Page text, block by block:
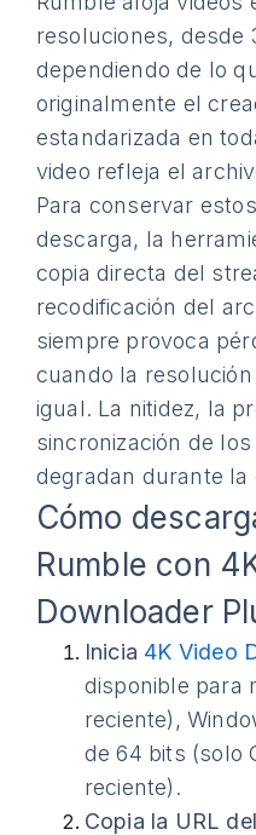
resoluciones, desde
dependiendo de lo
originalmente el
estandarizada en
video refleja el
Para conservar
descarga, la
copia directa del
recodificación del
siempre provoca
cuando la
igual. La nitidez, la
sincronización de
degradan durante la
Cómo
Rumble con
Downloader
Inicia 4K Video
disponible para
reciente),
de 64 bits (solo
reciente).
Copia la URL